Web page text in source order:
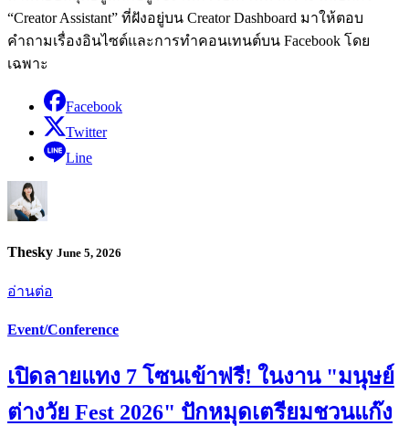
“Creator Assistant” ที่ฝังอยู่บน Creator Dashboard มาให้ตอบ
คำถามเรื่องอินไซต์และการทำคอนเทนต์บน Facebook โดย
เฉพาะ
Facebook
Twitter
Line
Thesky June 5, 2026
อ่านต่อ
Event/Conference
เปิดลายแทง 7 โซนเข้าฟรี! ในงาน "มนุษย์
ต่างวัย Fest 2026" ปักหมุดเตรียมชวนแก๊ง